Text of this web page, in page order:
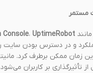
Console، UptimeRobot
و در دسترس بودن سایت
زمان ممکن برطرف کرد.
تأثیرگذاری بر کاربران می‌شود.